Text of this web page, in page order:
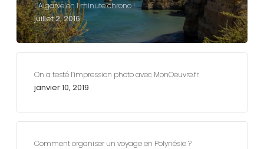
L’Algarve en 1 minute chrono !
juillet 2, 2016
On a testé l’impression photo avec MonOeuvre.fr
janvier 10, 2019
Comment organiser un voyage en Polynésie ?